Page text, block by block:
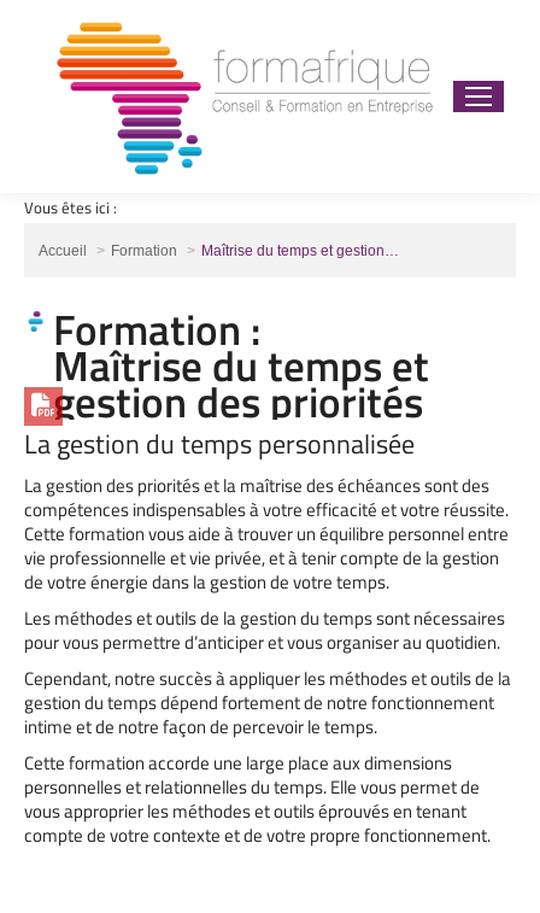
Vous êtes ici :
Vous êtes ici :
Accueil Formation Maîtrise du temps et gestion…
Formation :
Maîtrise du temps et
gestion des priorités
La gestion du temps personnalisée
La gestion des priorités et la maîtrise des échéances sont des
compétences indispensables à votre efficacité et votre réussite.
Cette formation vous aide à trouver un équilibre personnel entre
vie professionnelle et vie privée, et à tenir compte de la gestion
de votre énergie dans la gestion de votre temps.
Les méthodes et outils de la gestion du temps sont nécessaires
pour vous permettre d’anticiper et vous organiser au quotidien.
Cependant, notre succès à appliquer les méthodes et outils de la
gestion du temps dépend fortement de notre fonctionnement
intime et de notre façon de percevoir le temps.
Cette formation accorde une large place aux dimensions
personnelles et relationnelles du temps. Elle vous permet de
vous approprier les méthodes et outils éprouvés en tenant
compte de votre contexte et de votre propre fonctionnement.